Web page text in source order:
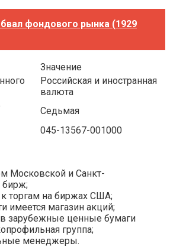
фондового рынка (1929
Значение
Российская и иностранная
валюта
Седьмая
045-13567-001000
Московской и Санкт-
бирж;
торгам на биржах США;
имеется магазин акций;
зарубежные ценные бумаги
группа;
менеджеры.